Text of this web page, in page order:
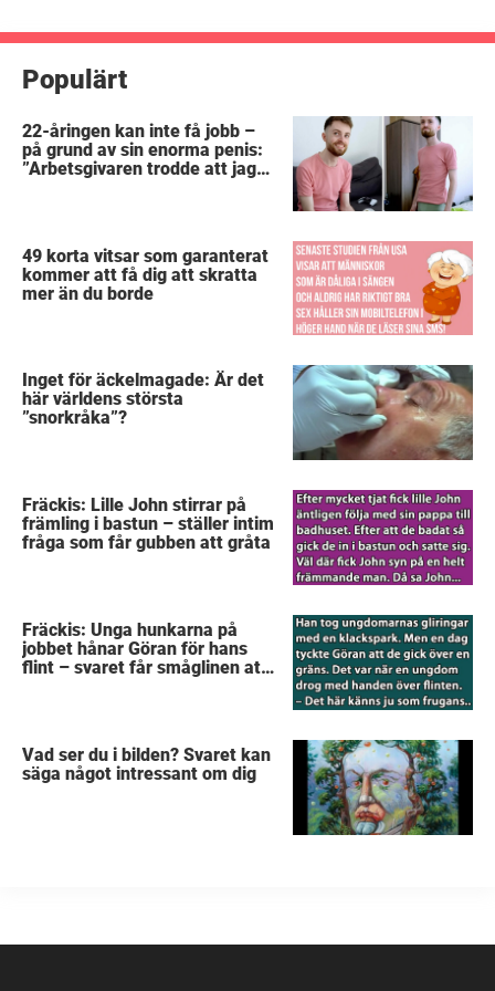
Populärt
22-åringen kan inte få jobb –
på grund av sin enorma penis:
”Arbetsgivaren trodde att jag
49 korta vitsar som garanterat
kommer att få dig att skratta
mer än du borde
Inget för äckelmagade: Är det
här världens största
”snorkråka”?
Fräckis: Lille John stirrar på
främling i bastun – ställer intim
fråga som får gubben att gråta
Fräckis: Unga hunkarna på
jobbet hånar Göran för hans
flint – svaret får småglinen att
Vad ser du i bilden? Svaret kan
säga något intressant om dig